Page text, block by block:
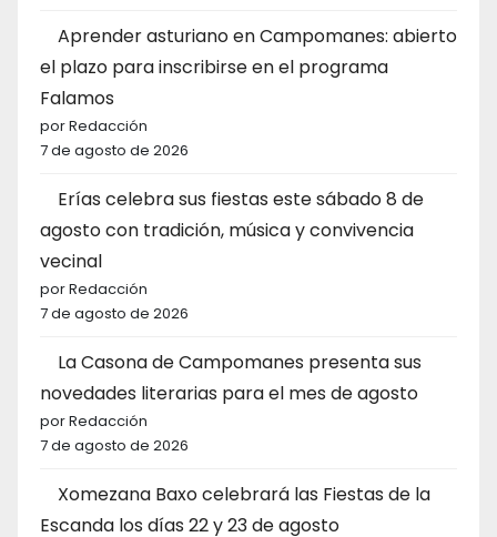
Aprender asturiano en Campomanes: abierto
el plazo para inscribirse en el programa
Falamos
por Redacción
7 de agosto de 2026
Erías celebra sus fiestas este sábado 8 de
agosto con tradición, música y convivencia
vecinal
por Redacción
7 de agosto de 2026
La Casona de Campomanes presenta sus
novedades literarias para el mes de agosto
por Redacción
7 de agosto de 2026
Xomezana Baxo celebrará las Fiestas de la
Escanda los días 22 y 23 de agosto